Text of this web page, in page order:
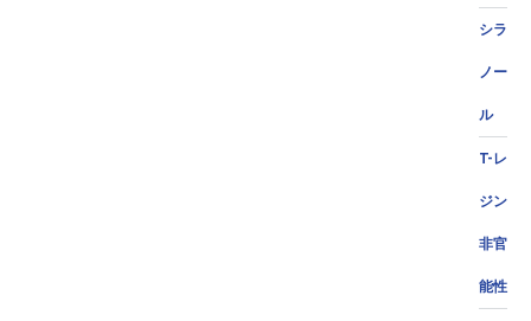
シラ
ノー
ル
T-レ
ジン
非官
能性